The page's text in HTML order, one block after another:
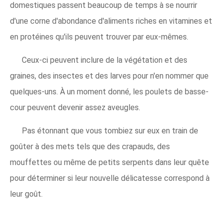
domestiques passent beaucoup de temps à se nourrir
d'une corne d'abondance d'aliments riches en vitamines et
en protéines qu'ils peuvent trouver par eux-mêmes.
Ceux-ci peuvent inclure de la végétation et des
graines, des insectes et des larves pour n'en nommer que
quelques-uns. À un moment donné, les poulets de basse-
cour peuvent devenir assez aveugles.
Pas étonnant que vous tombiez sur eux en train de
goûter à des mets tels que des crapauds, des
mouffettes ou même de petits serpents dans leur quête
pour déterminer si leur nouvelle délicatesse correspond à
leur goût.